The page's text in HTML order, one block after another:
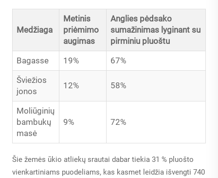
Medžiaga
Metinis
priėmimo
augimas
Anglies pėdsako
sumažinimas lyginant su
pirminiu pluoštu
Bagasse
19%
67%
Šviežios
jonos
12% 58%
Moliūginių
bambukų
masė
9% 72%
Šie žemės ūkio atliekų srautai dabar tiekia 31 % pluošto
vienkartiniams puodeliams, kas kasmet leidžia išvengti 740